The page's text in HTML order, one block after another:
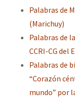
Palabras de
(Marichuy)
Palabras de
CCRI-CG del
Palabras de
“Corazón
mundo” por